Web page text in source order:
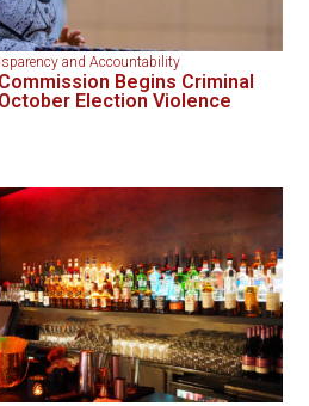
and Accountability
Begins Criminal
Election Violence